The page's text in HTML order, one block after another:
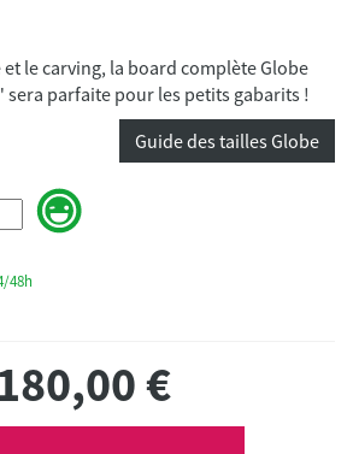
le carving, la board complète Globe
sera parfaite pour les petits gabarits !
Guide des tailles Globe
48h
€